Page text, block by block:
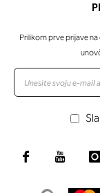
Prilikom prve prijave